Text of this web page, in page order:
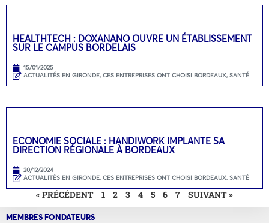
HEALTHTECH : DOXANANO OUVRE UN ÉTABLISSEMENT
SUR LE CAMPUS BORDELAIS
15/01/2025
ACTUALITÉS EN GIRONDE, CES ENTREPRISES ONT CHOISI BORDEAUX, SANTÉ
ECONOMIE SOCIALE : HANDIWORK IMPLANTE SA
DIRECTION RÉGIONALE À BORDEAUX
20/12/2024
ACTUALITÉS EN GIRONDE, CES ENTREPRISES ONT CHOISI BORDEAUX, SANTÉ
« PRÉCÉDENT 1 2 3 4 5 6 7 SUIVANT »
MEMBRES FONDATEURS